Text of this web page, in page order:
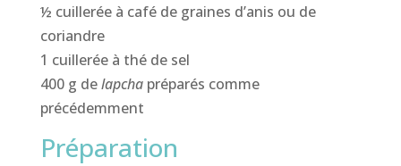
½ cuillerée à café de graines d’anis ou de
coriandre
1 cuillerée à thé de sel
400 g delapchapréparés comme
précédemment
Préparation